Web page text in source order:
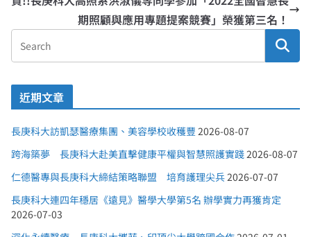
期照顧與應用專題提案競賽」榮獲第三名！
近期文章
長庚科大訪凱瑟醫療集團、美容學校收穫豐 2026-08-07
跨海築夢 長庚科大赴美直擊健康平權與智慧照護實踐 2026-08-07
仁德醫專與長庚科大締結策略聯盟 培育護理尖兵 2026-07-07
長庚科大連四年穩居《遠見》醫學大學第5名 辦學實力再獲肯定
2026-07-03